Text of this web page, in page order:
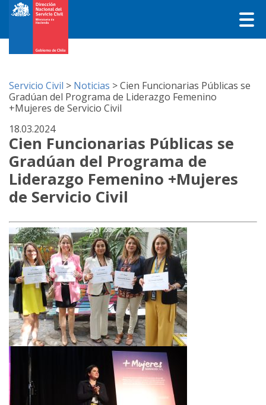
Servicio Civil > Noticias >Cien Funcionarias Públicas se
Gradúan del Programa de Liderazgo Femenino
+Mujeres de Servicio Civil
18.03.2024
Cien Funcionarias Públicas se
Gradúan del Programa de
Liderazgo Femenino +Mujeres
de Servicio Civil